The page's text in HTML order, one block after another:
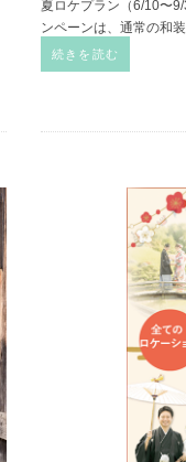
夏ロケプラン（6/10〜
ンペーンは、通常の和
続きを読む